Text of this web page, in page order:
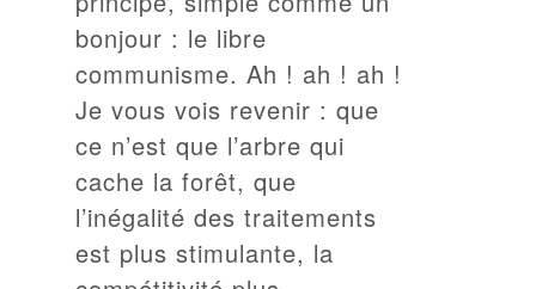
bonjour : le libre
communisme. Ah ! ah ! ah !
Je vous vois revenir : que
ce n’est que l’arbre qui
cache la forêt, que
l’inégalité des traitements
est plus stimulante, la